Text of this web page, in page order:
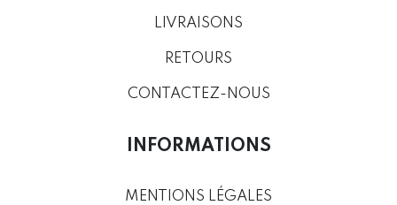
LIVRAISONS
RETOURS
CONTACTEZ-NOUS
INFORMATIONS
MENTIONS LÉGALES